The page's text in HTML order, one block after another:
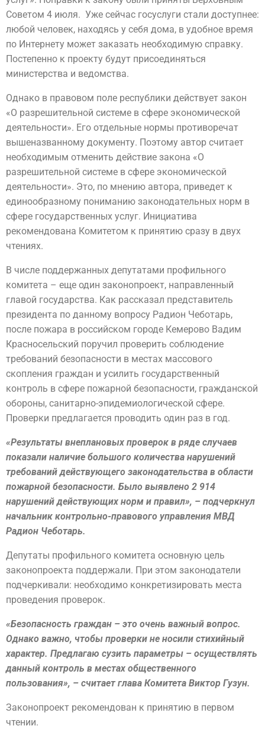
Советом 4 июля. Уже сейчас госуслуги стали доступнее:
любой человек, находясь у себя дома, в удобное время
по Интернету может заказать необходимую справку.
Постепенно к проекту будут присоединяться
министерства и ведомства.
Однако в правовом поле республики действует закон
«О разрешительной системе в сфере экономической
деятельности». Его отдельные нормы противоречат
вышеназванному документу. Поэтому автор считает
необходимым отменить действие закона «О
разрешительной системе в сфере экономической
деятельности». Это, по мнению автора, приведет к
единообразному пониманию законодательных норм в
сфере государственных услуг. Инициатива
рекомендована Комитетом к принятию сразу в двух
чтениях.
В числе поддержанных депутатами профильного
комитета – еще один законопроект, направленный
главой государства. Как рассказал представитель
президента по данному вопросу Радион Чеботарь,
после пожара в российском городе Кемерово Вадим
Красносельский поручил проверить соблюдение
требований безопасности в местах массового
скопления граждан и усилить государственный
контроль в сфере пожарной безопасности, гражданской
обороны, санитарно-эпидемиологической сфере.
Проверки предлагается проводить один раз в год.
«Результаты внеплановых проверок в ряде случаев
показали наличие большого количества нарушений
требований действующего законодательства в области
пожарной безопасности. Было выявлено 2 914
нарушений действующих норм и правил», – подчеркнул
начальник контрольно-правового управления МВД
Радион Чеботарь.
Депутаты профильного комитета основную цель
законопроекта поддержали. При этом законодатели
подчеркивали: необходимо конкретизировать места
проведения проверок.
«Безопасность граждан – это очень важный вопрос.
Однако важно, чтобы проверки не носили стихийный
характер. Предлагаю сузить параметры – осуществлять
данный контроль в местах общественного
пользования», – считает глава Комитета Виктор Гузун.
Законопроект рекомендован к принятию в первом
чтении.